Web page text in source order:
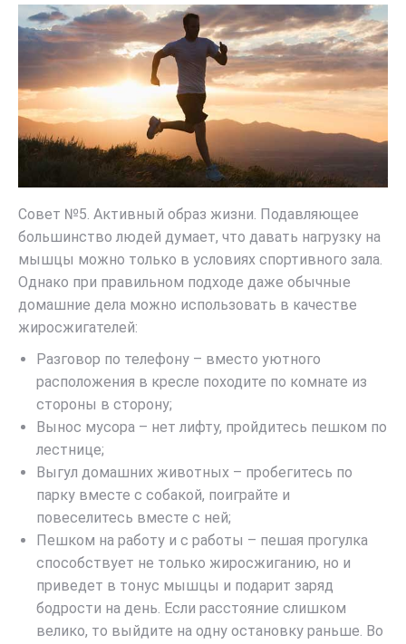
Совет №5. Активный образ жизни. Подавляющее
большинство людей думает, что давать нагрузку на
мышцы можно только в условиях спортивного зала.
Однако при правильном подходе даже обычные
домашние дела можно использовать в качестве
жиросжигателей:
Разговор по телефону – вместо уютного
расположения в кресле походите по комнате из
стороны в сторону;
Вынос мусора – нет лифту, пройдитесь пешком по
лестнице;
Выгул домашних животных – пробегитесь по
парку вместе с собакой, поиграйте и
повеселитесь вместе с ней;
Пешком на работу и с работы – пешая прогулка
способствует не только жиросжиганию, но и
приведет в тонус мышцы и подарит заряд
бодрости на день. Если расстояние слишком
велико, то выйдите на одну остановку раньше. Во